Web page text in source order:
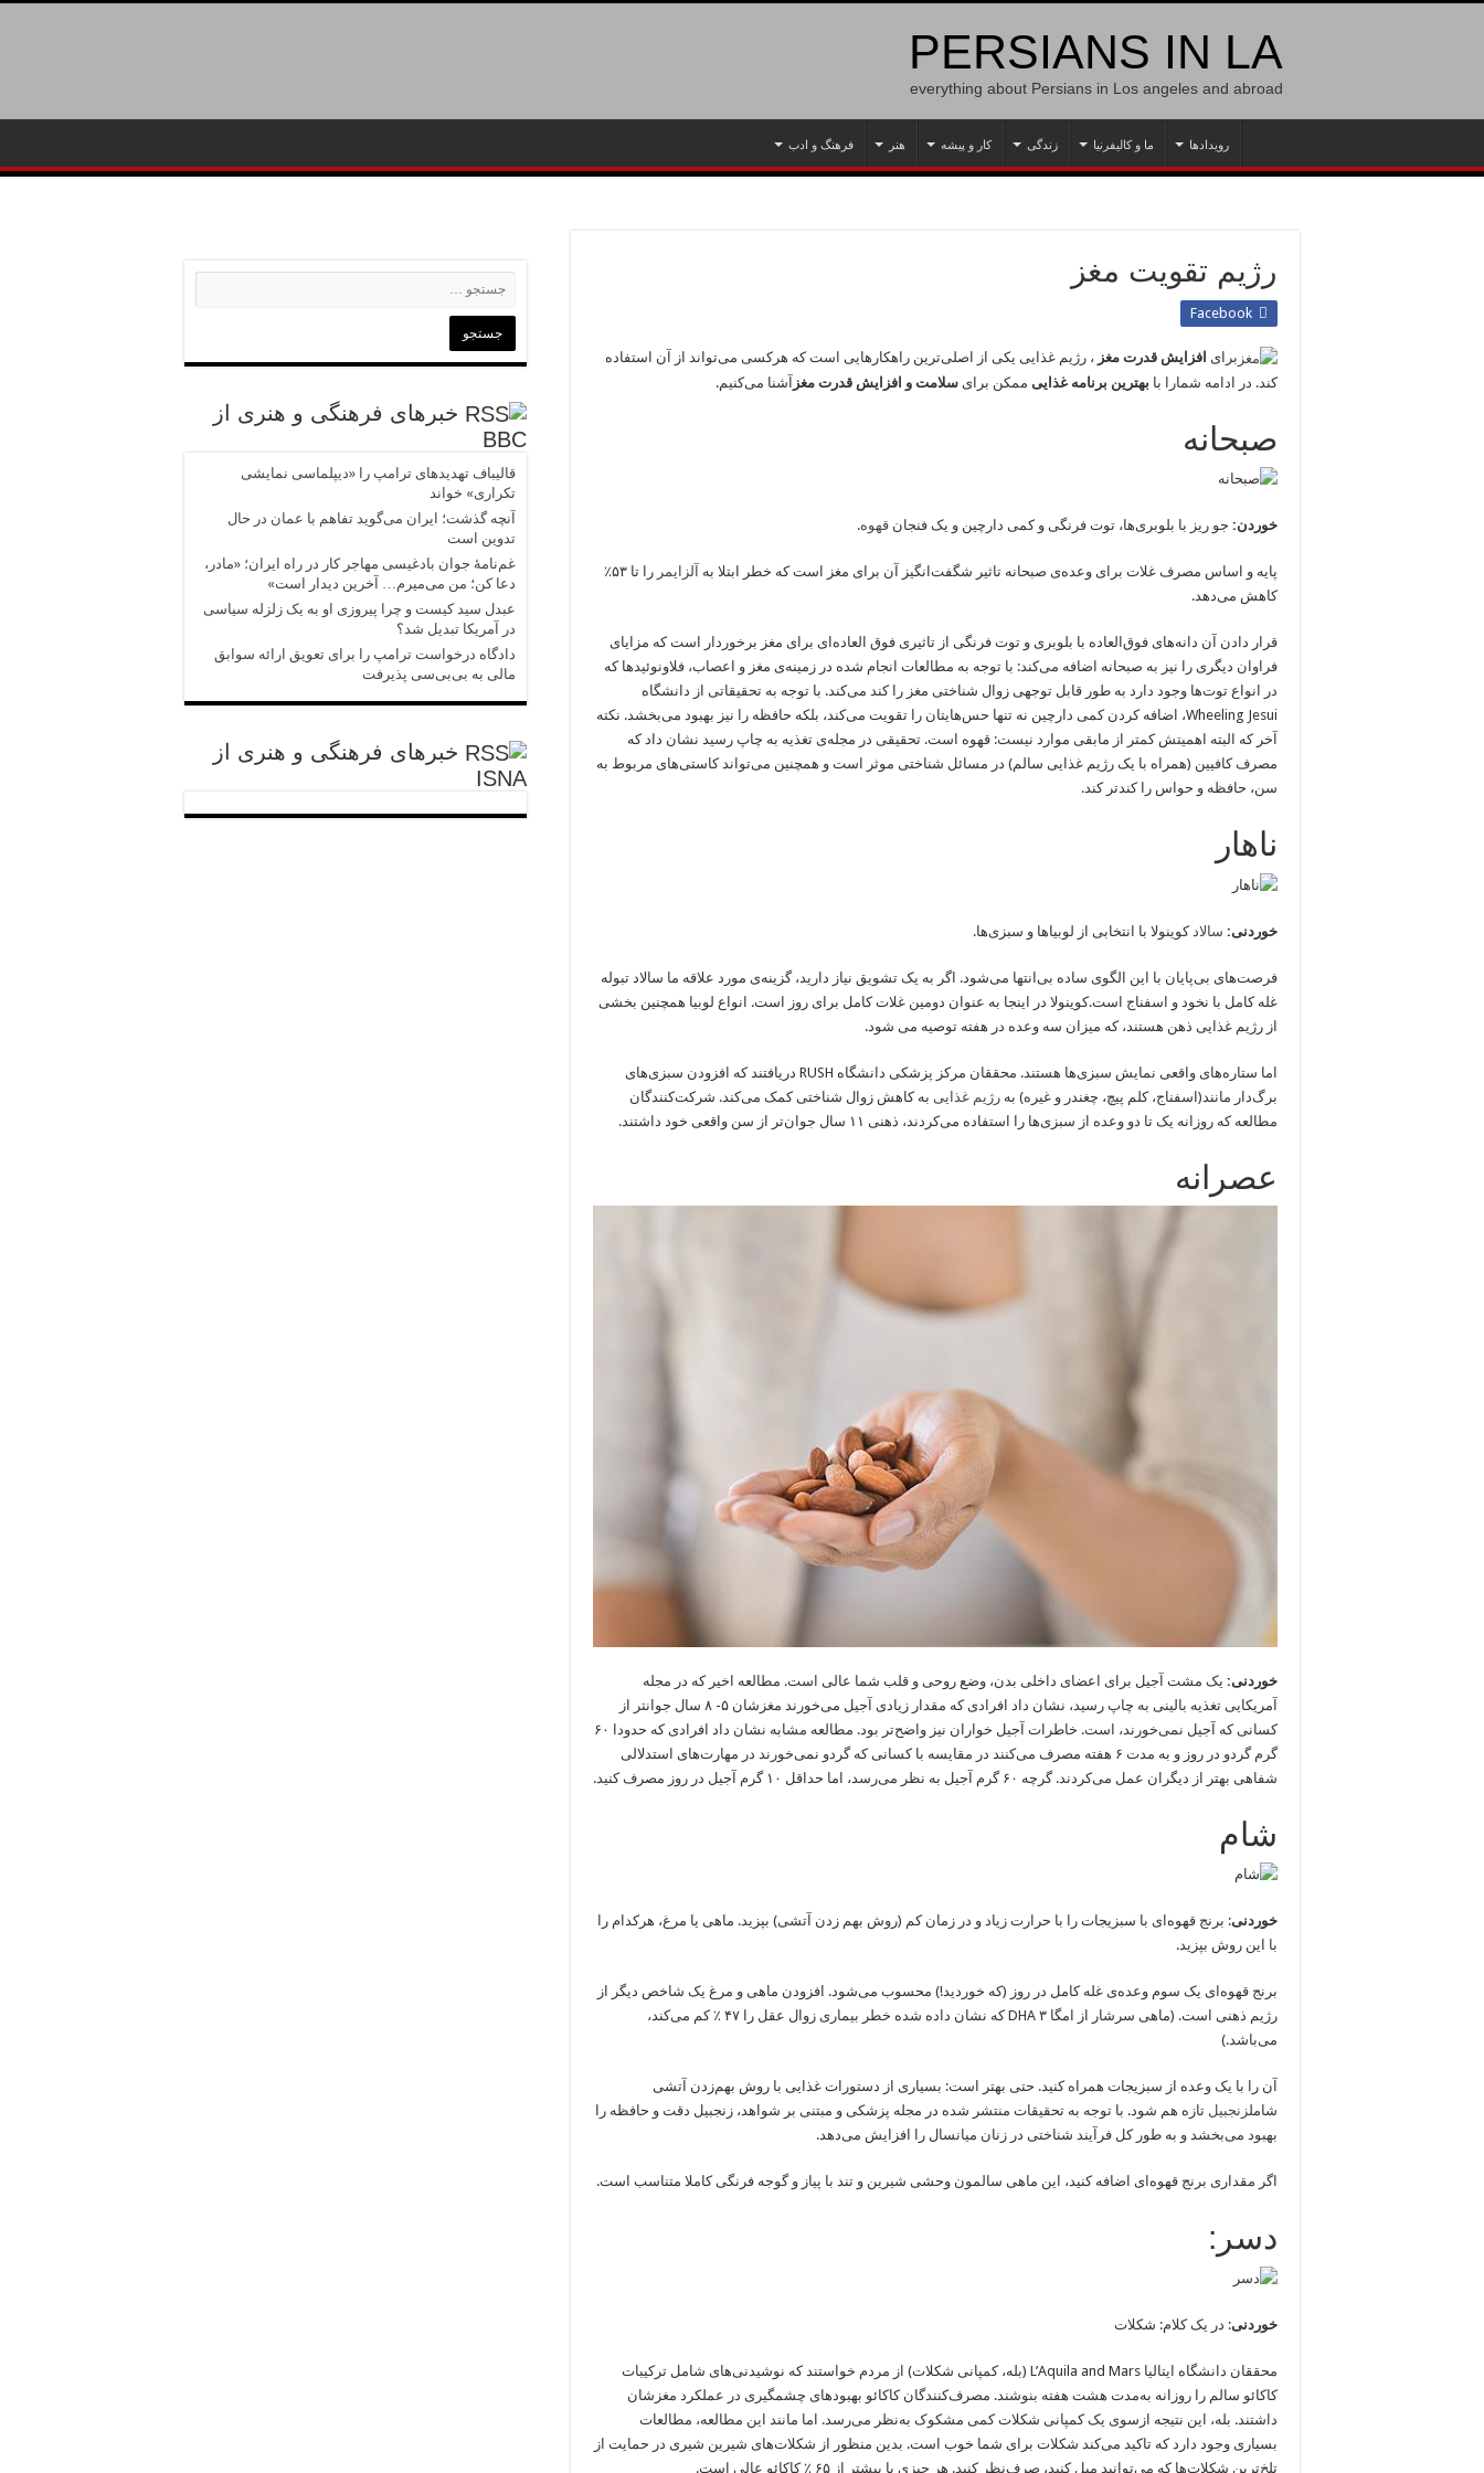
PERSIANS IN LA
everything about Persians in Los angeles and abroad
رویدادها ما و کالیفرنیا زندگی کار و پیشه هنر فرهنگ و ادب
رژیم تقویت مغز
Facebook
برای افزایش قدرت مغز ، رژیم غذایی یکی از اصلی‌ترین راهکارهایی است که هرکسی می‌تواند از آن استفاده
کند. در ادامه شمارا با بهترین برنامه غذایی ممکن برای سلامت و افزایش قدرت مغز آشنا می‌کنیم.
صبحانه
خوردن: جو ریز با بلوبری‌ها، توت فرنگی و کمی دارچین و یک فنجان قهوه.
پایه و اساس مصرف غلات برای وعده‌ی صبحانه تاثیر شگفت‌انگیز آن برای مغز است که خطر ابتلا به آلزایمر
را تا ۵۳٪
کاهش می‌دهد.
قرار دادن آن دانه‌های فوق‌العاده با بلوبری و توت فرنگی از تاثیری فوق العاده‌ای برای مغز برخوردار است که مزایای
فراوان دیگری را نیز به صبحانه اضافه می‌کند: با توجه به مطالعات انجام شده در زمینه‌ی مغز و اعصاب، فلاونوئیدها که
در انواع توت‌ها وجود دارد به طور قابل توجهی زوال شناختی مغز را کند می‌کند. با توجه به تحقیقاتی از دانشگاه
Wheeling Jesui، اضافه کردن کمی دارچین نه تنها حس‌هایتان را تقویت می‌کند، بلکه حافظه را نیز بهبود می‌بخشد. نکته
آخر که البته اهمیتش کمتر از مابقی موارد نیست: قهوه است. تحقیقی در مجله‌ی تغذیه به چاپ رسید نشان داد که
مصرف کافیین (همراه با یک رژیم غذایی سالم) در مسائل شناختی موثر است و همچنین می‌تواند کاستی‌های مربوط به
سن، حافظه و حواس را کندتر کند.
ناهار
خوردنی: سالاد کوینولا با انتخابی از لوبیاها و سبزی‌ها.
فرصت‌های بی‌پایان با این الگوی ساده بی‌انتها می‌شود. اگر به یک تشویق نیاز دارید، گزینه‌ی مورد علاقه ما سالاد تبوله
غله کامل با نخود و اسفناج است.کوینولا در اینجا به عنوان دومین غلات کامل برای روز است. انواع لوبیا همچنین بخشی
از رژیم غذایی ذهن هستند، که میزان سه وعده در هفته توصیه می شود.
اما ستاره‌های واقعی نمایش سبزی‌ها هستند. محققان مرکز پزشکی دانشگاه RUSH دریافتند که افزودن سبزی‌های
برگ‌دار مانند(اسفناج، کلم پیچ، چغندر و غیره) به رژیم غذایی به کاهش زوال شناختی کمک می‌کند. شرکت‌کنندگان
مطالعه که روزانه یک تا دو وعده از سبزی‌ها را استفاده می‌کردند، ذهنی ۱۱ سال جوان‌تر از سن واقعی خود داشتند.
عصرانه
خوردنی: یک مشت آجیل برای اعضای داخلی بدن، وضع روحی و قلب شما عالی است. مطالعه اخیر که در مجله
آمریکایی تغذیه بالینی به چاپ رسید، نشان داد افرادی که مقدار زیادی آجیل می‌خورند مغزشان ۵- ۸ سال جوانتر از
کسانی که آجیل نمی‌خورند، است. خاطرات آجیل خواران نیز واضح‌تر بود. مطالعه مشابه نشان داد افرادی که حدودا ۶۰
گرم گردو در روز و به مدت ۶ هفته مصرف می‌کنند در مقایسه با کسانی که گردو نمی‌خورند در مهارت‌های استدلالی
شفاهی بهتر از دیگران عمل می‌کردند. گرچه ۶۰ گرم آجیل به نظر می‌رسد، اما حداقل ۱۰ گرم آجیل در روز مصرف کنید.
شام
خوردنی: برنج قهوه‌ای با سبزیجات را با حرارت زیاد و در زمان کم (روش بهم زدن آتشی) بپزید. ماهی یا مرغ، هرکدام را
با این روش بپزید.
برنج قهوه‌ای یک سوم وعده‌ی غله کامل در روز (که خوردید!) محسوب می‌شود. افزودن ماهی و مرغ یک شاخص دیگر از
رژیم ذهنی است. (ماهی سرشار از امگا ۳ DHA که نشان داده شده خطر بیماری زوال عقل را ۴۷ ٪ کم می‌کند،
می‌باشد.)
آن را با یک وعده از سبزیجات همراه کنید. حتی بهتر است: بسیاری از دستورات غذایی با روش بهم‌زدن آتشی
شاملزنجبیل تازه هم شود. با توجه به تحقیقات منتشر شده در مجله پزشکی و مبتنی بر شواهد، زنجبیل دقت و حافظه را
بهبود می‌بخشد و به طور کل فرآیند شناختی در زنان میانسال را افزایش می‌‌دهد.
اگر مقداری برنج قهوه‌ای اضافه کنید، این ماهی سالمون وحشی شیرین و تند با پیاز و گوجه فرنگی کاملا متناسب است.
دسر:
خوردنی: در یک کلام: شکلات
محققان دانشگاه ایتالیا L’Aquila and Mars (بله، کمپانی شکلات) از مردم خواستند که نوشیدنی‌های شامل ترکیبات
کاکائو سالم را روزانه به‌مدت هشت هفته بنوشند. مصرف‌کنندگان کاکائو بهبودهای چشمگیری در عملکرد مغزشان
داشتند. بله، این نتیجه ازسوی یک کمپانی شکلات کمی مشکوک به‌نظر می‌رسد. اما مانند این مطالعه، مطالعات
بسیاری وجود دارد که تاکید می‌کند شکلات برای شما خوب است. بدین منظور از شکلات‌های شیرین شیری در حمایت از
تلخ‌ترین شکلات‌ها که می‌توانید میل کنید، صرف‌نظر کنید. هر چیزی با بیشتر از ۶۵ ٪ کاکائو عالی است.
خبرهای فرهنگی و هنری از
BBC
قالیباف تهدیدهای ترامپ را «دیپلماسی نمایشی
تکراری» خواند
آنچه گذشت؛ ایران می‌گوید تفاهم با عمان در حال
تدوین است
غم‌نامهٔ جوان بادغیسی مهاجر کار در راه ایران؛ «مادر،
دعا کن؛ من می‌میرم… آخرین دیدار است»
عبدل سید کیست و چرا پیروزی‌ او به یک زلزله سیاسی
در آمریکا تبدیل شد؟
دادگاه درخواست ترامپ را برای تعویق ارائه سوابق
مالی به بی‌بی‌سی پذیرفت
خبرهای فرهنگی و هنری از
ISNA